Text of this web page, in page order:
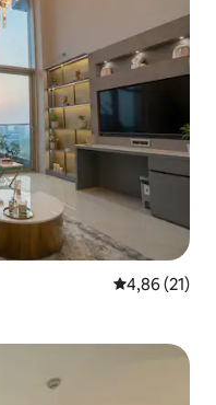
Évaluation
4,86 (21)